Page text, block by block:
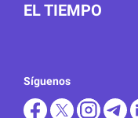
EL TIEMPO
Síguenos